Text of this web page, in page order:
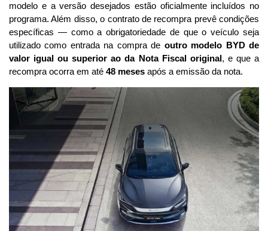
modelo e a versão desejados estão oficialmente incluídos no
programa. Além disso, o contrato de recompra prevê condições
específicas — como a obrigatoriedade de que o veículo seja
utilizado como entrada na compra de outro modelo BYD de
valor igual ou superior ao da Nota Fiscal original, e que a
recompra ocorra em até 48 meses após a emissão da nota.